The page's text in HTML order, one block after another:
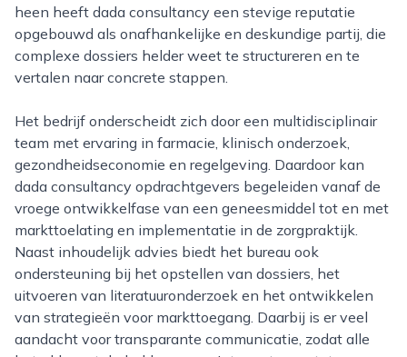
heen heeft dada consultancy een stevige reputatie
opgebouwd als onafhankelijke en deskundige partij, die
complexe dossiers helder weet te structureren en te
vertalen naar concrete stappen.
Het bedrijf onderscheidt zich door een multidisciplinair
team met ervaring in farmacie, klinisch onderzoek,
gezondheidseconomie en regelgeving. Daardoor kan
dada consultancy opdrachtgevers begeleiden vanaf de
vroege ontwikkelfase van een geneesmiddel tot en met
markttoelating en implementatie in de zorgpraktijk.
Naast inhoudelijk advies biedt het bureau ook
ondersteuning bij het opstellen van dossiers, het
uitvoeren van literatuuronderzoek en het ontwikkelen
van strategieën voor markttoegang. Daarbij is er veel
aandacht voor transparante communicatie, zodat alle